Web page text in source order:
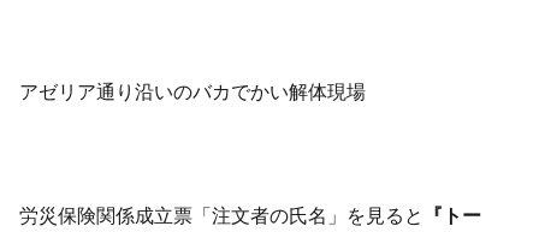
アゼリア通り沿いのバカでかい解体現場
労災保険関係成立票「注文者の氏名」を見ると
『トー